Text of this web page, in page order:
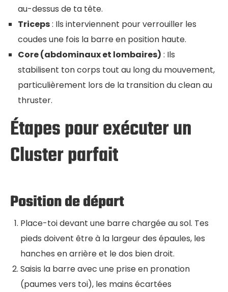
au-dessus de ta tête.
Triceps: Ils interviennent pour verrouiller les
coudes une fois la barre en position haute.
Core (abdominaux et lombaires) : Ils
stabilisent ton corps tout au long du mouvement,
particulièrement lors de la transition du clean au
thruster.
Étapes pour exécuter un
Cluster parfait
Position de départ
Place-toi devant une barre chargée au sol. Tes
pieds doivent être à la largeur des épaules, les
hanches en arrière et le dos bien droit.
Saisis la barre avec une prise en pronation
(paumes vers toi), les mains écartées